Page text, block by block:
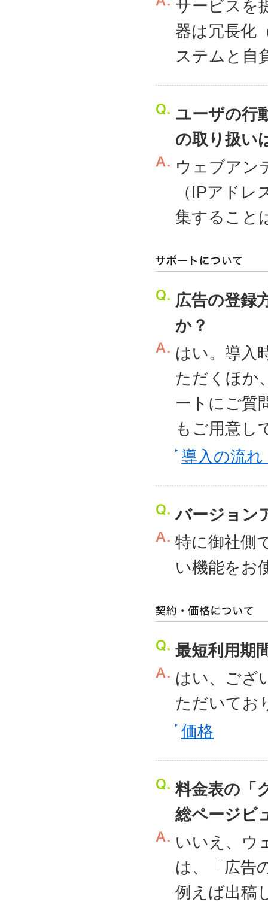
サービスを
器は冗長化
ステムと自
ユーザの行
の取り扱い
ウェブアン
（IPアド
集すること
広告の登録
か？
はい。導入
ただくほか
ートにご質
もご用意し
導入の流
バージョン
特に御社側
い機能をお
最短利用期
はい、ござ
ただいてお
価格
料金表の「
総ページビ
いいえ、ウ
は、「広告
例えば出稿